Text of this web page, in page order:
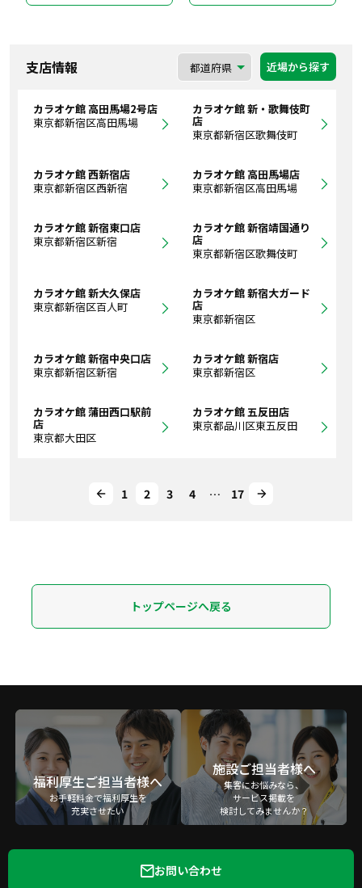
支店情報 近場から探す
カラオケ館 高田馬場2号店
東京都新宿区高田馬場
カラオケ館 新・歌舞伎町
店
東京都新宿区歌舞伎町
カラオケ館 西新宿店
東京都新宿区西新宿
カラオケ館 高田馬場店
東京都新宿区高田馬場
カラオケ館 新宿東口店
東京都新宿区新宿
カラオケ館 新宿靖国通り
店
東京都新宿区歌舞伎町
カラオケ館 新大久保店
東京都新宿区百人町
カラオケ館 新宿大ガード
店
東京都新宿区
カラオケ館 新宿中央口店
東京都新宿区新宿
カラオケ館 新宿店
東京都新宿区
カラオケ館 蒲田西口駅前
店
東京都大田区
カラオケ館 五反田店
東京都品川区東五反田
1 2 3 4 … 17
トップページへ戻る
福利厚生ご担当者様へ
お手軽料金で福利厚生を
充実させたい
施設ご担当者様へ
集客にお悩みなら、
サービス掲載を
検討してみませんか？
お問い合わせ